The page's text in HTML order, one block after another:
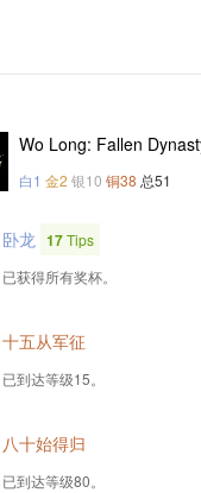
Wo Long: Fallen
白1 金2 银10 铜38 总51
卧龙 17Tips
已获得所有奖杯。
十五从军征
已到达等级15。
八十始得归
已到达等级80。